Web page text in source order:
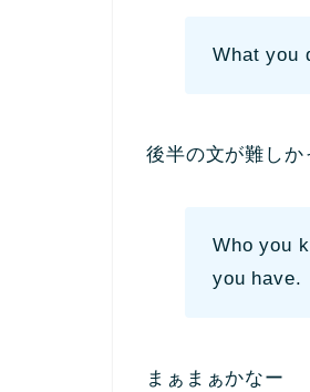
What you
後半の文が難しか
Who you
you have.
まぁまぁかなー